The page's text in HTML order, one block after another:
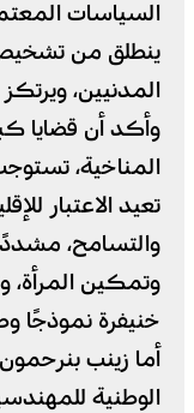
السياسات
ينطلق من تشخيص
المدنيين، ويرتكز
وأكد أن قضايا
المناخية،
تعيد الاعتبار
والتسامح،
وتمكين المرأة،
خنيفرة نموذجًا
أما زينب
الوطنية